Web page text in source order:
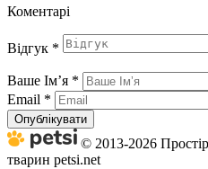
Коментарі
Відгук *
Ваше Імʼя *
Email *
Опублікувати
© 2013-2026
тварин petsi.net